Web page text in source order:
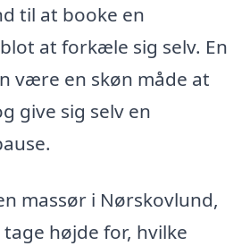
til at booke en
at forkæle sig selv. En
være en skøn måde at
give sig selv en
massør i Nørskovlund,
højde for, hvilke